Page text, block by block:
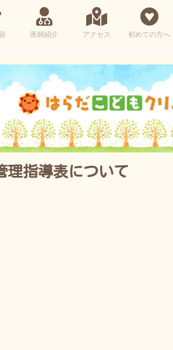
医師紹介 アクセス 初めての方へ
理指導表について